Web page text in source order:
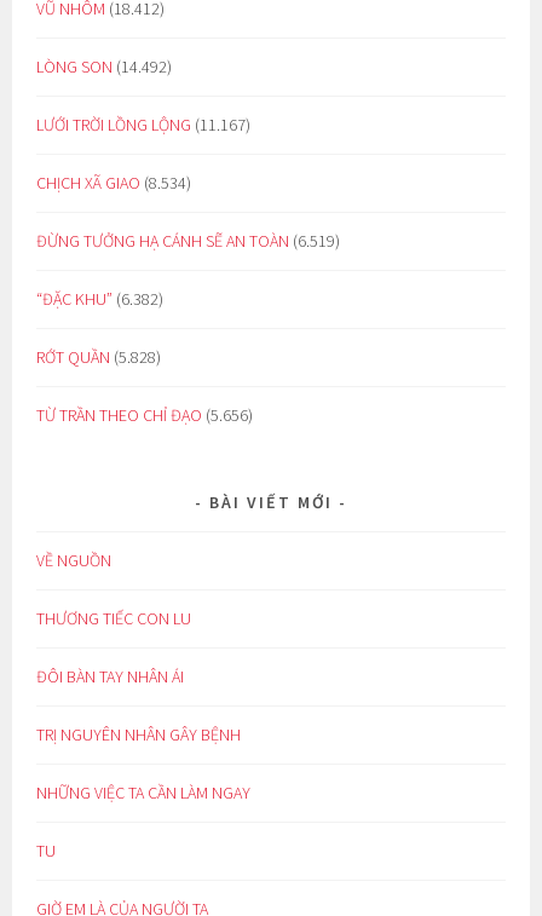
VŨ NHÔM (18.412)
LÒNG SON (14.492)
LƯỚI TRỜI LỒNG LỘNG (11.167)
CHỊCH XÃ GIAO (8.534)
ĐỪNG TƯỞNG HẠ CÁNH SẼ AN TOÀN (6.519)
“ĐẶC KHU” (6.382)
RỚT QUẦN (5.828)
TỪ TRẦN THEO CHỈ ĐẠO (5.656)
BÀI VIẾT MỚI
VỀ NGUỒN
THƯƠNG TIẾC CON LU
ĐÔI BÀN TAY NHÂN ÁI
TRỊ NGUYÊN NHÂN GÂY BỆNH
NHỮNG VIỆC TA CẦN LÀM NGAY
TU
GIỜ EM LÀ CỦA NGƯỜI TA